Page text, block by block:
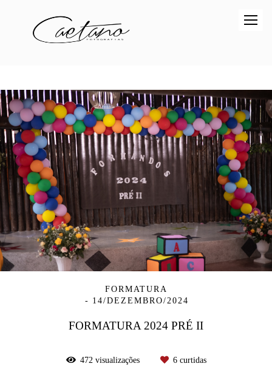
FORMATURA
14/DEZEMBRO/2024
FORMATURA 2024 PRÉ II
472 visualizações 6curtidas